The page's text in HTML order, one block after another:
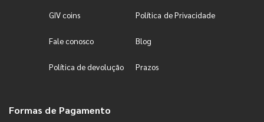
GIV coins Política de Privacidade
Fale conosco Blog
Política de devolução Prazos
Formas de Pagamento